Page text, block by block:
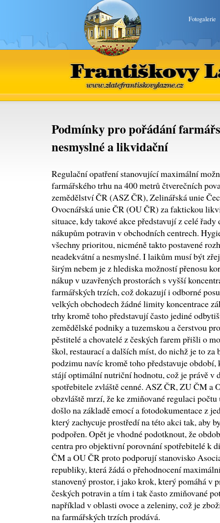
Fotogalerie
Podmínky pro pořádání
nesmyslné a likvidační
Regulační opatření stanovující maximální
farmářského trhu na 400 metrů čtverečních
zemědělství ČR (ASZ ČR), Zelinářská unie
Ovocnářská unie ČR (OU ČR) za faktickou
situace, kdy takové akce představují z celé
nákupům potravin v obchodních centrech.
všechny prioritou, nicméně takto postavené
neadekvátní a nesmyslné. I laikům musí být
širým nebem je z hlediska možností přenosu
nákup v uzavřených prostorách s vyšší
farmářských trzích, což dokazují i odborné
velkých obchodech žádné limity koncentrace
trhy kromě toho představují často jediné
zemědělské podniky a tuzemskou a čerstvou
pěstitelé a chovatelé z českých farem přišli o
škol, restaurací a dalších míst, do nichž je to za
podzimu navíc kromě toho představuje
stájí optimální nutriční hodnotu, což je právě v
spotřebitele zvláště cenné. ASZ ČR, ZU ČM a
obzvláště mrzí, že ke zmiňované regulaci
došlo na základě emocí a fotodokumentace z
který zachycuje prostředí na této akci tak, aby
podpořen. Opět je vhodné podotknout, že
centra pro objektivní porovnání spotřebitelé k
ČM a OU ČR proto podporují stanovisko
republiky, která žádá o přehodnocení
stanovený prostor, i jako krok, který pomáhá v
českých potravin a tím i tak často zmiňované
například v oblasti ovoce a zeleniny, což je
na farmářských trzích prodává.